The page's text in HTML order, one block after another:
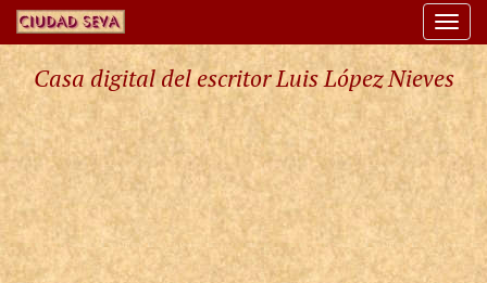
Casa digital del escritor Luis López Nieves